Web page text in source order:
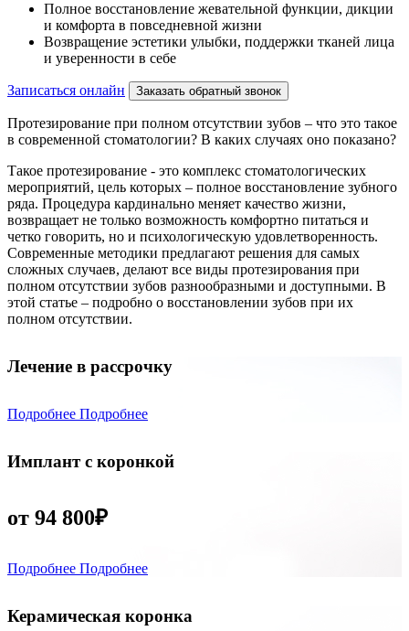
Полное восстановление жевательной функции, дикции
и комфорта в повседневной жизни
Возвращение эстетики улыбки, поддержки тканей лица
и уверенности в себе
Записаться онлайн Заказать обратный звонок
Протезирование при полном отсутствии зубов – что это такое
в современной стоматологии? В каких случаях оно показано?
Такое протезирование - это комплекс стоматологических
мероприятий, цель которых – полное восстановление зубного
ряда. Процедура кардинально меняет качество жизни,
возвращает не только возможность комфортно питаться и
четко говорить, но и психологическую удовлетворенность.
Современные методики предлагают решения для самых
сложных случаев, делают все виды протезирования при
полном отсутствии зубов разнообразными и доступными. В
этой статье – подробно о восстановлении зубов при их
полном отсутствии.
Лечение в рассрочку
Подробнее Подробнее
Имплант с коронкой
от 94 800₽
Подробнее Подробнее
Керамическая коронка